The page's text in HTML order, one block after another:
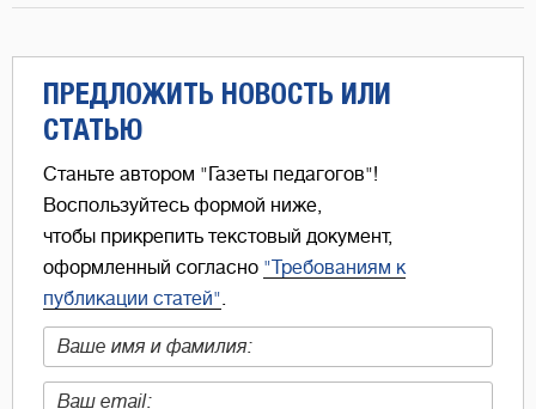
ПРЕДЛОЖИТЬ НОВОСТЬ ИЛИ
СТАТЬЮ
Станьте автором "Газеты педагогов"!
Воспользуйтесь формой ниже,
чтобы прикрепить текстовый документ,
оформленный согласно "Требованиям к
публикации статей".